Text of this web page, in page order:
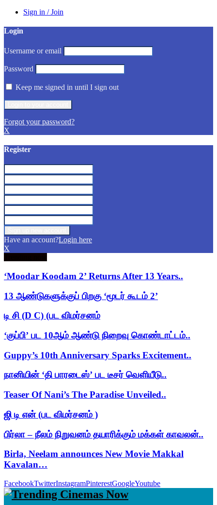
Sign in / Join
Login
Username or email
Password
Keep me signed in until I sign out
Forgot your password?
X
Register
Have an account?Login here
X
‘Moodar Koodam 2’ Returns After 13 Years..
13 ஆண்டுகளுக்குப் பிறகு ‘மூடர் கூடம் 2’
டி சி (D C) (பட விமர்சனம்
‘குப்பி’ பட 10ஆம் ஆண்டு நிறைவு கொண்டாட்டம்..
Guppy’s 10th Anniversary Sparks Excitement..
நானியின் ‘தி பாரடைஸ்’ பட டீசர் வெளியீடு..
Teaser Of Nani’s The Paradise Unveiled..
ஜி டி என் (பட விமர்சனம் )
பிர்லா – நீலம் நிறுவனம் தயாரிக்கும் மக்கள் காவலன்..
Birla, Neelam announces New Movie Makkal
Kavalan…
FacebookTwitterInstagramPinterestGoogleYoutube